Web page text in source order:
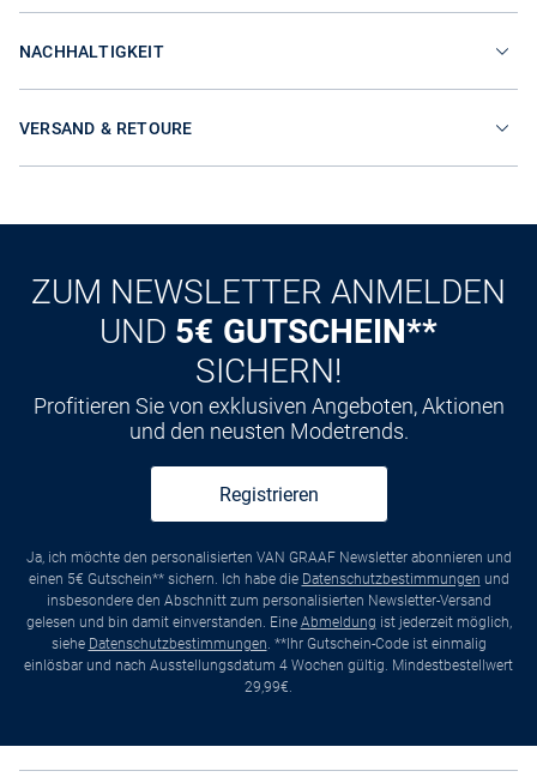
NACHHALTIGKEIT
VERSAND & RETOURE
ZUM NEWSLETTER ANMELDEN
UND 5€ GUTSCHEIN**
SICHERN!
Profitieren Sie von exklusiven Angeboten, Aktionen
und den neusten Modetrends.
Registrieren
Ja, ich möchte den personalisierten VAN GRAAF Newsletter abonnieren und
einen 5€ Gutschein** sichern. Ich habe die Datenschutzbestimmungen und
insbesondere den Abschnitt zum personalisierten Newsletter-Versand
gelesen und bin damit einverstanden. Eine Abmeldung ist jederzeit möglich,
siehe Datenschutzbestimmungen. **Ihr Gutschein-Code ist einmalig
einlösbar und nach Ausstellungsdatum 4 Wochen gültig. Mindestbestellwert
29,99€.